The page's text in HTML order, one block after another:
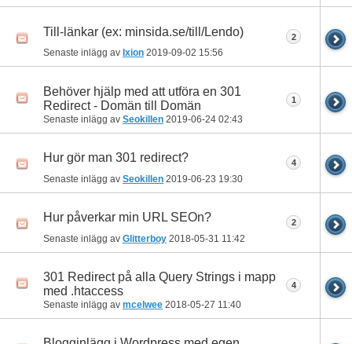
Till-länkar (ex: minsida.se/till/Lendo)
Senaste inlägg av Ixion 2019-09-02 15:56
2
Behöver hjälp med att utföra en 301
Redirect - Domän till Domän
Senaste inlägg av Seokillen 2019-06-24 02:43
1
Hur gör man 301 redirect?
Senaste inlägg av Seokillen 2019-06-23 19:30
4
Hur påverkar min URL SEOn?
Senaste inlägg av Glitterboy 2018-05-31 11:42
2
301 Redirect på alla Query Strings i mapp
med .htaccess
Senaste inlägg av mcelwee 2018-05-27 11:40
4